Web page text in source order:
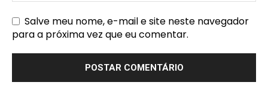
Salve meu nome, e-mail e site neste navegador
para a próxima vez que eu comentar.